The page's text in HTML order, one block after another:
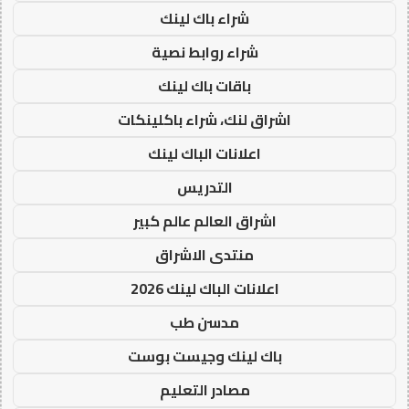
شراء باك لينك
شراء روابط نصية
باقات باك لينك
اشراق لنك، شراء باكلينكات
اعلانات الباك لينك
التدريس
اشراق العالم عالم كبير
منتدى الاشراق
اعلانات الباك لينك 2026
مدسن طب
باك لينك وجيست بوست
مصادر التعليم